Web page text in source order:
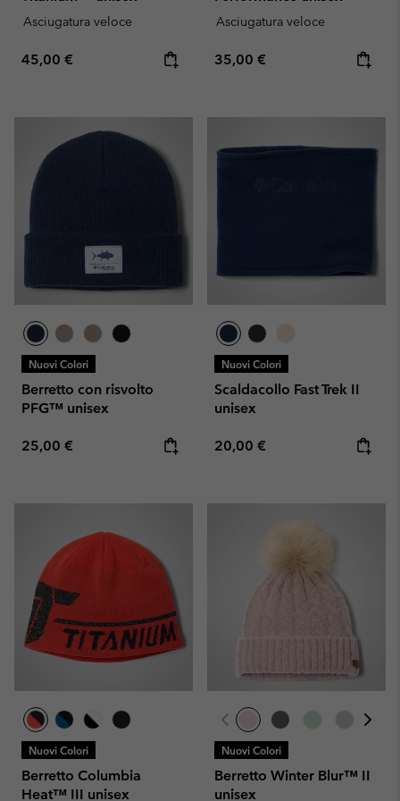
Asciugatura veloce
Regular price:
45,00 €
Asciugatura veloce
Regular price:
35,00 €
Nuovi Colori
Berretto con risvolto
PFG™ unisex
Regular price:
25,00 €
Nuovi Colori
Scaldacollo Fast Trek II
unisex
Regular price:
20,00 €
Nuovi Colori
Berretto Columbia
Heat™ III unisex
Nuovi Colori
Berretto Winter Blur™ II
unisex